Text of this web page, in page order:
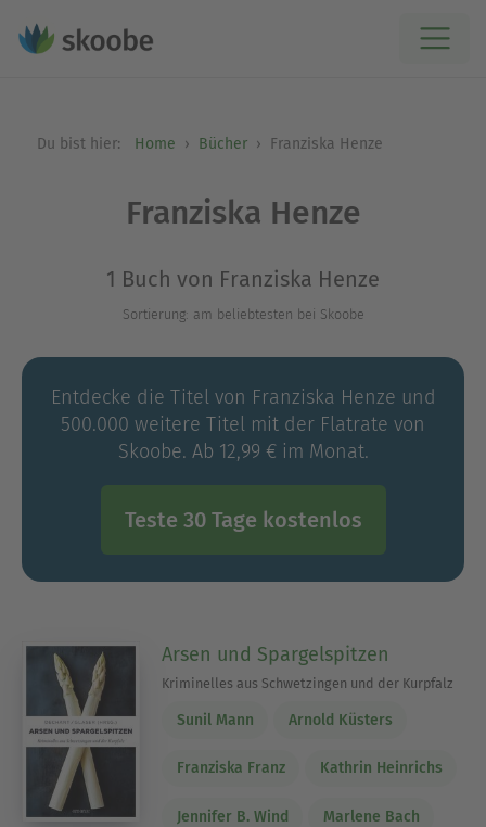
Du bist hier: Home Bücher Franziska Henze
Franziska Henze
1 Buch von Franziska Henze
Sortierung: am beliebtesten bei Skoobe
Entdecke die Titel von Franziska Henze und
500.000 weitere Titel mit der Flatrate von
Skoobe. Ab 12,99 € im Monat.
Teste 30 Tage kostenlos
Arsen und Spargelspitzen
Kriminelles aus Schwetzingen und der Kurpfalz
Sunil Mann Arnold Küsters
Franziska Franz Kathrin Heinrichs
Jennifer B. Wind Marlene Bach